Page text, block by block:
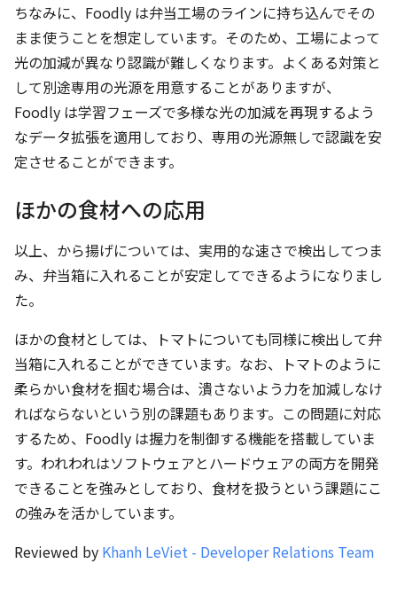
ちなみに、Foodly は弁当工場のラインに持ち込んでその
まま使うことを想定しています。そのため、工場によって
光の加減が異なり認識が難しくなります。よくある対策と
して別途専用の光源を用意することがありますが、
Foodly は学習フェーズで多様な光の加減を再現するよう
なデータ拡張を適用しており、専用の光源無しで認識を安
定させることができます。
ほかの食材への応用
以上、から揚げについては、実用的な速さで検出してつま
み、弁当箱に入れることが安定してできるようになりまし
た。
ほかの食材としては、トマトについても同様に検出して弁
当箱に入れることができています。なお、トマトのように
柔らかい食材を掴む場合は、潰さないよう力を加減しなけ
ればならないという別の課題もあります。この問題に対応
するため、Foodly は握力を制御する機能を搭載していま
す。われわれはソフトウェアとハードウェアの両方を開発
できることを強みとしており、食材を扱うという課題にこ
の強みを活かしています。
Reviewed by Khanh LeViet - Developer Relations Team